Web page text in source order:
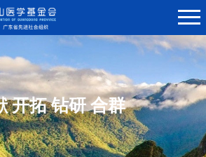
开拓 钻研 合群